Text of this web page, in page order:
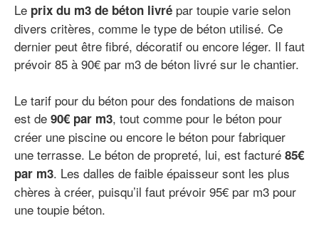
Le prix du m3 de béton livré par toupie varie selon
divers critères, comme le type de béton utilisé. Ce
dernier peut être fibré, décoratif ou encore léger. Il faut
prévoir 85 à 90€ par m3 de béton livré sur le chantier.
Le tarif pour du béton pour des fondations de maison
est de 90€ par m3, tout comme pour le béton pour
créer une piscine ou encore le béton pour fabriquer
une terrasse. Le béton de propreté, lui, est facturé 85€
par m3. Les dalles de faible épaisseur sont les plus
chères à créer, puisqu’il faut prévoir 95€ par m3 pour
une toupie béton.